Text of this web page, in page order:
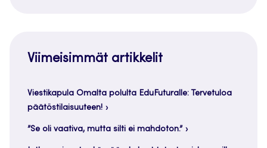
Viimeisimmät artikkelit
Viestikapula Omalta polulta EduFuturalle: Tervetuloa
päätöstilaisuuteen!
”Se oli vaativa, mutta silti ei mahdoton.”